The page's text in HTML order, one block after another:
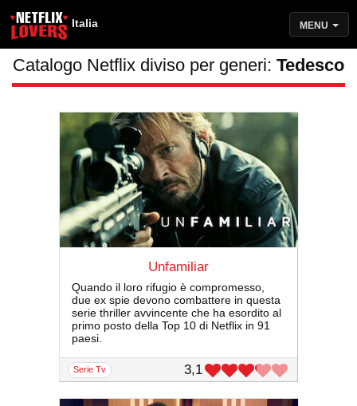
Italia MENU
Catalogo Netflix diviso per generi: Tedesco
Unfamiliar
Quando il loro rifugio è compromesso,
due ex spie devono combattere in questa
serie thriller avvincente che ha esordito al
primo posto della Top 10 di Netflix in 91
paesi.
serie Tv 3,1